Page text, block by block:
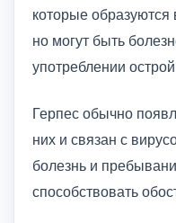
которые
но могут быть
употреблении
Герпес обычно
них и связан с
болезнь и
способствовать